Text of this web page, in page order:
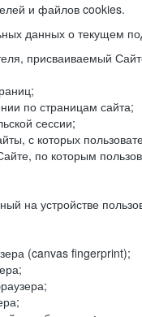
и файлов cookies.
данных о текущем
присваиваемый
по страницам сайта;
сессии;
с которых
по которым
на устройстве
(canvas fingerprint);